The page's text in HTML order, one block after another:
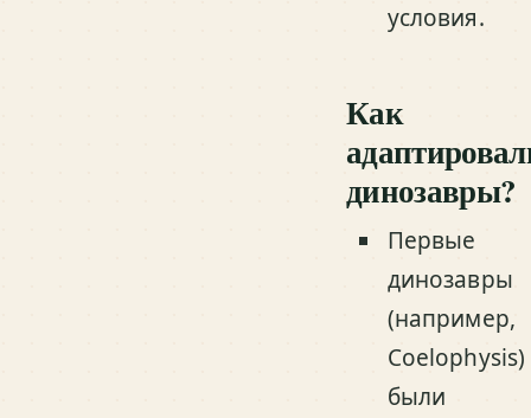
условия.
Как
динозавры?
Первые
динозавры
(например,
Coelophysis)
были